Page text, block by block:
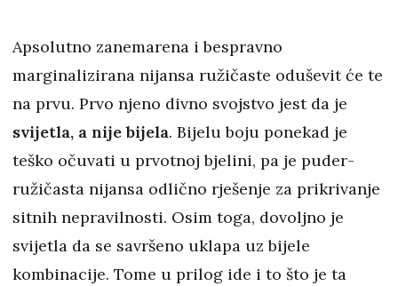
Apsolutno zanemarena i bespravno
marginalizirana nijansa ružičaste oduševit će te
na prvu. Prvo njeno divno svojstvo jest da je
svijetla, a nije bijela. Bijelu boju ponekad je
teško očuvati u prvotnoj bjelini, pa je puder-
ružičasta nijansa odlično rješenje za prikrivanje
sitnih nepravilnosti. Osim toga, dovoljno je
svijetla da se savršeno uklapa uz bijele
kombinacije. Tome u prilog ide i to što je ta